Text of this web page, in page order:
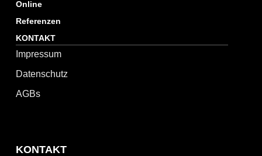
Online
Referenzen
KONTAKT
Impressum
Datenschutz
AGBs
KONTAKT